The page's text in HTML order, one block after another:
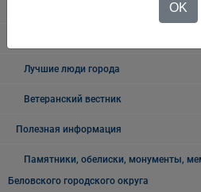
Лучшие люди города
Ветеранский вестник
Полезная информация
Памятники, обелиски, монументы,
Беловского городского округа
OK